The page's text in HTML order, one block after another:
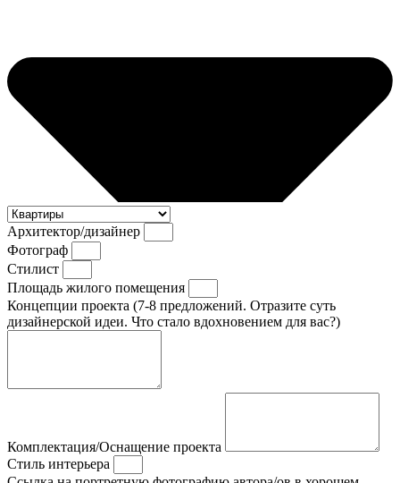
Архитектор/дизайнер
Фотограф
Стилист
Площадь жилого помещения
Концепции проекта (7-8 предложений. Отразите суть
дизайнерской идеи. Что стало вдохновением для вас?)
Комплектация/Оснащение проекта
Стиль интерьера